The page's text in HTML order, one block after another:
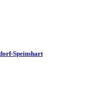
Speinshart